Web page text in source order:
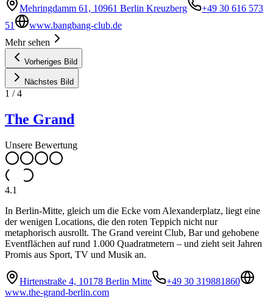
Mehringdamm 61, 10961 Berlin Kreuzberg
+49 30 616 573
51
www.bangbang-club.de
Mehr sehen
Vorheriges Bild
Nächstes Bild
1 /4
The Grand
Unsere Bewertung
4.1
In Berlin-Mitte, gleich um die Ecke vom Alexanderplatz, liegt eine
der wenigen Locations, die den roten Teppich nicht nur
metaphorisch ausrollt. The Grand vereint Club, Bar und gehobene
Eventflächen auf rund 1.000 Quadratmetern – und zieht seit Jahren
Promis aus Sport, TV und Musik an.
Hirtenstraße 4, 10178 Berlin Mitte
+49 30 319881860
www.the-grand-berlin.com